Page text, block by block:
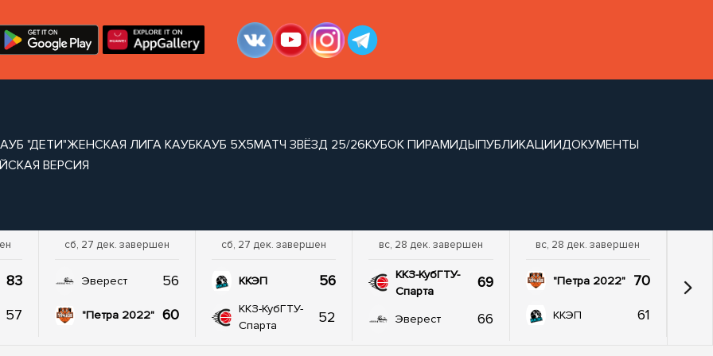
"ДЕТИ"ЖЕНСКАЯ ЛИГА КАУБКАУБ 5Х5МАТЧ ЗВЁЗД 25/26КУБОК ПИРАМИДЫПУБЛИКАЦИИДОКУМЕНТЫ
ВЕРСИЯ
83
57
сб, 27 дек. завершен
Эверест 56
"Петра 2022" 60
сб, 27 дек. завершен
ККЭП 56
ККЗ-КубГТУ-
Спарта
52
вс, 28 дек. завершен
ККЗ-КубГТУ-
Спарта
69
Эверест 66
вс, 28 дек. завершен
"Петра 2022" 70
ККЭП 61